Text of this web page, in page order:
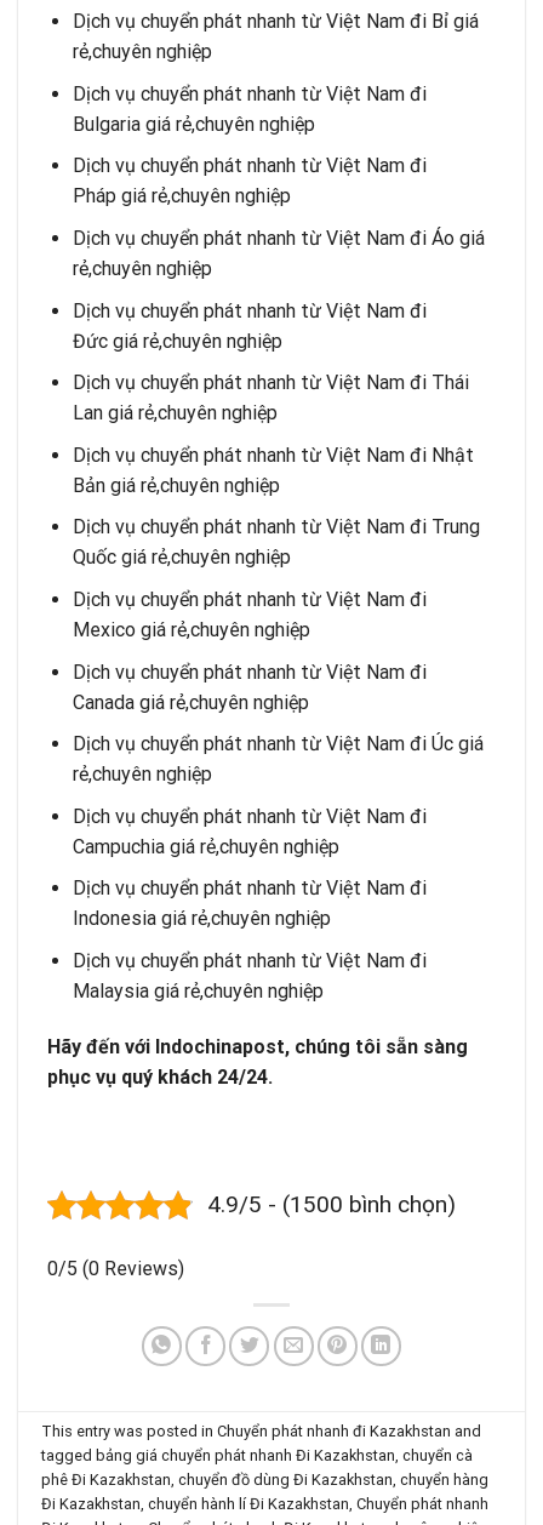
Dịch vụ chuyển phát nhanh từ Việt Nam đi Bỉ giá
rẻ,chuyên nghiệp
Dịch vụ chuyển phát nhanh từ Việt Nam đi
Bulgaria giá rẻ,chuyên nghiệp
Dịch vụ chuyển phát nhanh từ Việt Nam đi
Pháp giá rẻ,chuyên nghiệp
Dịch vụ chuyển phát nhanh từ Việt Nam đi Áo giá
rẻ,chuyên nghiệp
Dịch vụ chuyển phát nhanh từ Việt Nam đi
Đức giá rẻ,chuyên nghiệp
Dịch vụ chuyển phát nhanh từ Việt Nam đi Thái
Lan giá rẻ,chuyên nghiệp
Dịch vụ chuyển phát nhanh từ Việt Nam đi Nhật
Bản giá rẻ,chuyên nghiệp
Dịch vụ chuyển phát nhanh từ Việt Nam đi Trung
Quốc giá rẻ,chuyên nghiệp
Dịch vụ chuyển phát nhanh từ Việt Nam đi
Mexico giá rẻ,chuyên nghiệp
Dịch vụ chuyển phát nhanh từ Việt Nam đi
Canada giá rẻ,chuyên nghiệp
Dịch vụ chuyển phát nhanh từ Việt Nam đi Úc giá
rẻ,chuyên nghiệp
Dịch vụ chuyển phát nhanh từ Việt Nam đi
Campuchia giá rẻ,chuyên nghiệp
Dịch vụ chuyển phát nhanh từ Việt Nam đi
Indonesia giá rẻ,chuyên nghiệp
Dịch vụ chuyển phát nhanh từ Việt Nam đi
Malaysia giá rẻ,chuyên nghiệp
Hãy đến với Indochinapost, chúng tôi sẵn sàng
phục vụ quý khách 24/24.
4.9/5 - (1500 bình chọn)
0/5 (0 Reviews)
This entry was posted inChuyển phát nhanh đi Kazakhstan and
tagged bảng giá chuyển phát nhanh Đi Kazakhstan,chuyển cà
phê Đi Kazakhstan,chuyển đồ dùng Đi Kazakhstan,chuyển hàng
Đi Kazakhstan,chuyển hành lí Đi Kazakhstan,Chuyển phát nhanh